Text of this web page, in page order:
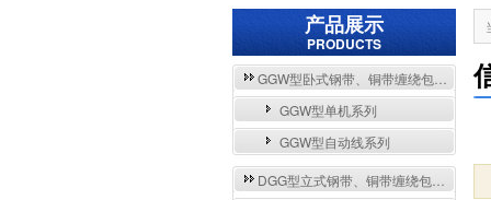
产品展示
PRODUCTS
GGW型卧式钢带、铜带缠绕包装自动流水线与单机系列
GGW型单机系列
GGW型自动线系列
DGG型立式钢带、铜带缠绕包装自动流水线与单机系列